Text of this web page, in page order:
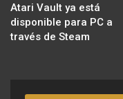
Atari Vault ya está
disponible para PC a
través de Steam